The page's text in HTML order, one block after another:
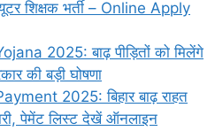
शिक्षक भर्ती – Online Apply
2025: बाढ़ पीड़ितों को मिलेंगे
की बड़ी घोषणा
2025: बिहार बाढ़ राहत
पेमेंट लिस्ट देखें ऑनलाइन